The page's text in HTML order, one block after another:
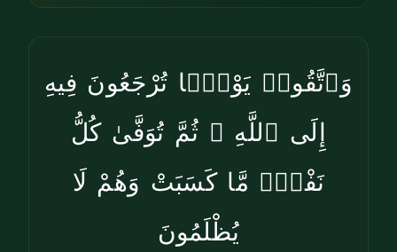
وَٱتَّقُوا۟ يَوْمًۭا تُرْجَعُونَ فِيهِ
إِلَى ٱللَّهِ ۖ ثُمَّ تُوَفَّىٰ كُلُّ
نَفْسٍۢ مَّا كَسَبَتْ وَهُمْ لَا
يُظْلَمُونَ